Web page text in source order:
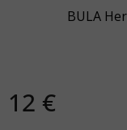
BULA
12 €